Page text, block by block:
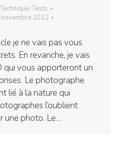
, Tests
novembre 2012
je ne vais pas vous
En revanche, je vais
vous apporteront un
Le photographe
lié à la nature qui
l’oublient
une photo. Le…